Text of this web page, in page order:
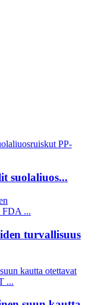
suolaliuos...
turvallisuus